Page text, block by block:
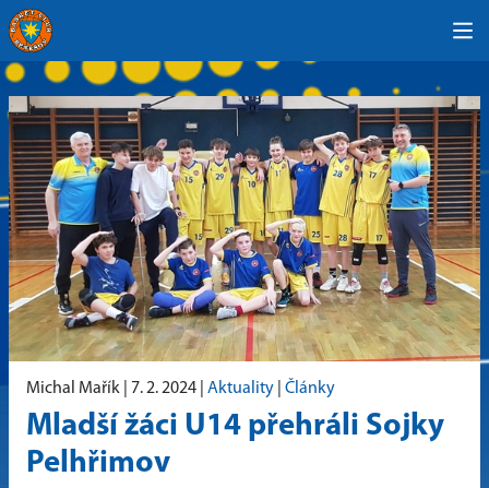
Michal Mařík | 7. 2. 2024 Aktuality Články
Mladší žáci U14 přehráli Sojky
Pelhřimov